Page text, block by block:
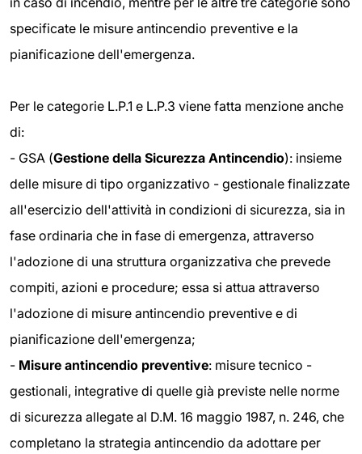
specificate le misure antincendio preventive e la
pianificazione dell'emergenza.
Per le categorie L.P.1 e L.P.3 viene fatta menzione anche
di:
- GSA (Gestione della Sicurezza Antincendio): insieme
delle misure di tipo organizzativo - gestionale finalizzate
all'esercizio dell'attività in condizioni di sicurezza, sia in
fase ordinaria che in fase di emergenza, attraverso
l'adozione di una struttura organizzativa che prevede
compiti, azioni e procedure; essa si attua attraverso
l'adozione di misure antincendio preventive e di
pianificazione dell'emergenza;
- Misure antincendio preventive: misure tecnico -
gestionali, integrative di quelle già previste nelle norme
di sicurezza allegate al D.M. 16 maggio 1987, n. 246, che
completano la strategia antincendio da adottare per